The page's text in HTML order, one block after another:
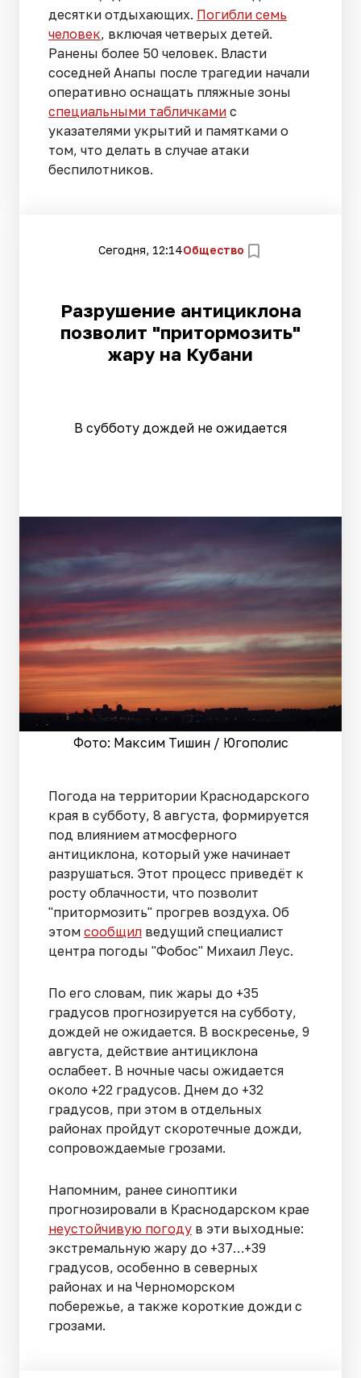
десятки отдыхающих. Погибли семь
человек, включая четверых детей.
Ранены более 50 человек. Власти
соседней Анапы после трагедии начали
оперативно оснащать пляжные зоны
специальными табличками с
указателями укрытий и памятками о
том, что делать в случае атаки
беспилотников.
Сегодня, 12:14Общество
Разрушение антициклона
позволит "притормозить"
жару на Кубани
В субботу дождей не ожидается
Фото: Максим Тишин / Югополис
Погода на территории Краснодарского
края в субботу, 8 августа, формируется
под влиянием атмосферного
антициклона, который уже начинает
разрушаться. Этот процесс приведёт к
росту облачности, что позволит
"притормозить" прогрев воздуха. Об
этом сообщил ведущий специалист
центра погоды "Фобос" Михаил Леус.
По его словам, пик жары до +35
градусов прогнозируется на субботу,
дождей не ожидается. В воскресенье, 9
августа, действие антициклона
ослабеет. В ночные часы ожидается
около +22 градусов. Днем до +32
градусов, при этом в отдельных
районах пройдут скоротечные дожди,
сопровождаемые грозами.
Напомним, ранее синоптики
прогнозировали в Краснодарском крае
неустойчивую погоду в эти выходные:
экстремальную жару до +37…+39
градусов, особенно в северных
районах и на Черноморском
побережье, а также короткие дожди с
грозами.